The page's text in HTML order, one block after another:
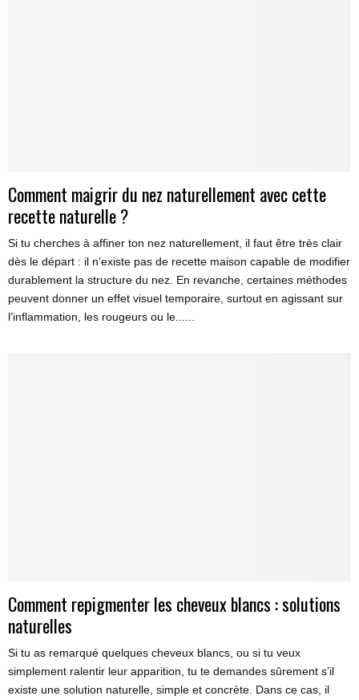
Comment maigrir du nez naturellement avec cette
recette naturelle ?
Si tu cherches à affiner ton nez naturellement, il faut être très clair
dès le départ : il n’existe pas de recette maison capable de modifier
durablement la structure du nez. En revanche, certaines méthodes
peuvent donner un effet visuel temporaire, surtout en agissant sur
l’inflammation, les rougeurs ou le......
Comment repigmenter les cheveux blancs : solutions
naturelles
Si tu as remarqué quelques cheveux blancs, ou si tu veux
simplement ralentir leur apparition, tu te demandes sûrement s’il
existe une solution naturelle, simple et concrète. Dans ce cas, il